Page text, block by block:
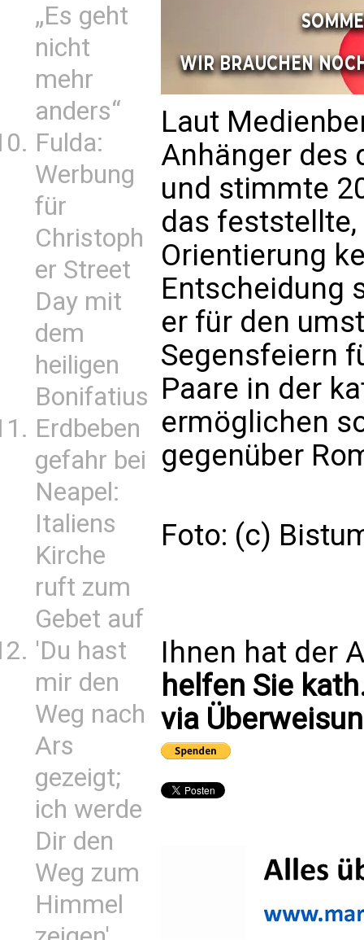
„Es geht
nicht
mehr
anders“
Fulda:
Werbung
für
Christoph
er Street
Day mit
dem
heiligen
Bonifatius
Erdbeben
gefahr bei
Neapel:
Italiens
Kirche
ruft zum
Gebet auf
'Du hast
mir den
Weg nach
Ars
gezeigt;
ich werde
Dir den
Weg zum
Himmel
Laut
Anhänger des
und stimmte
das
Orientierung
Entscheidung
er für den
Segensfeiern
Paare in der
ermöglichen
gegenüber
Foto: (c)
Ihnen hat der
helfen Sie
via